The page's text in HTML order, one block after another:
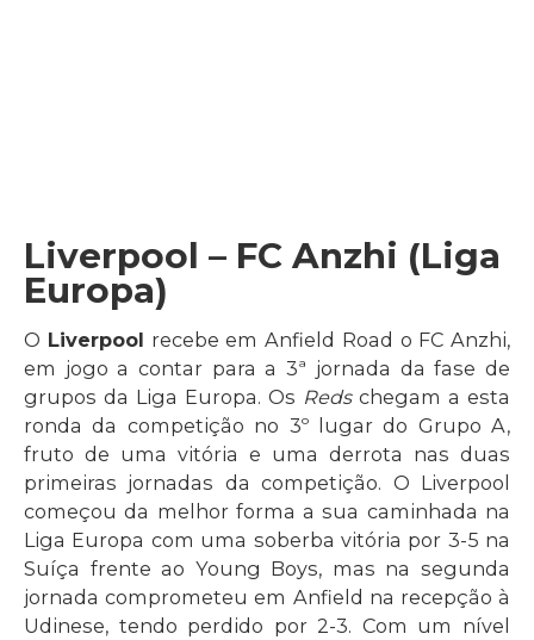
Liverpool – FC Anzhi (Liga
Europa)
O Liverpool recebe em Anfield Road o FC Anzhi,
em jogo a contar para a 3ª jornada da fase de
grupos da Liga Europa. Os Redschegam a esta
ronda da competição no 3º lugar do Grupo A,
fruto de uma vitória e uma derrota nas duas
primeiras jornadas da competição. O Liverpool
começou da melhor forma a sua caminhada na
Liga Europa com uma soberba vitória por 3-5 na
Suíça frente ao Young Boys, mas na segunda
jornada comprometeu em Anfield na recepção à
Udinese, tendo perdido por 2-3. Com um nível